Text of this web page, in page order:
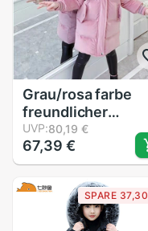
Grau/rosa farbe
freundlicher
mädchen
daunenmantel mit
kapuze warme
oberbekleidung
kleidung
herbst Winter
UVP:80,19 €
67,39 €
SPARE